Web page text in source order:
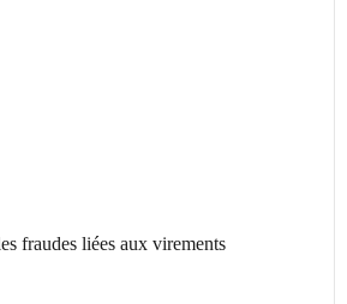
fraudes liées aux virements